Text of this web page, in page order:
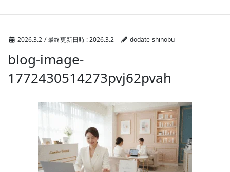
2026.3.2 / 最終更新日時 :2026.3.2 dodate-shinobu
blog-image-
1772430514273pvj62pvah